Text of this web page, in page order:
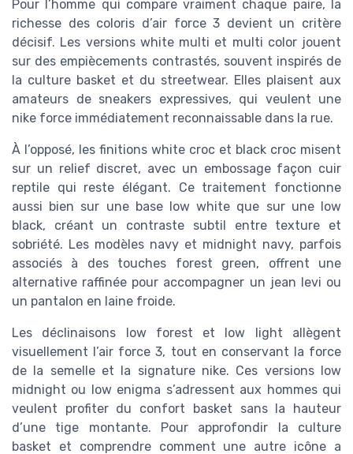
Pour l’homme qui compare vraiment chaque paire, la
richesse des coloris d’air force 3 devient un critère
décisif. Les versions white multi et multi color jouent
sur des empiècements contrastés, souvent inspirés de
la culture basket et du streetwear. Elles plaisent aux
amateurs de sneakers expressives, qui veulent une
nike force immédiatement reconnaissable dans la rue.
À l’opposé, les finitions white croc et black croc misent
sur un relief discret, avec un embossage façon cuir
reptile qui reste élégant. Ce traitement fonctionne
aussi bien sur une base low white que sur une low
black, créant un contraste subtil entre texture et
sobriété. Les modèles navy et midnight navy, parfois
associés à des touches forest green, offrent une
alternative raffinée pour accompagner un jean levi ou
un pantalon en laine froide.
Les déclinaisons low forest et low light allègent
visuellement l’air force 3, tout en conservant la force
de la semelle et la signature nike. Ces versions low
midnight ou low enigma s’adressent aux hommes qui
veulent profiter du confort basket sans la hauteur
d’une tige montante. Pour approfondir la culture
basket et comprendre comment une autre icône a